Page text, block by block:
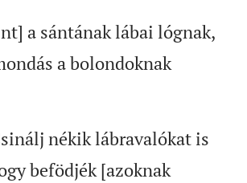
a sántának lábai lógnak,
a bolondoknak
nékik lábravalókat is
befödjék [azoknak